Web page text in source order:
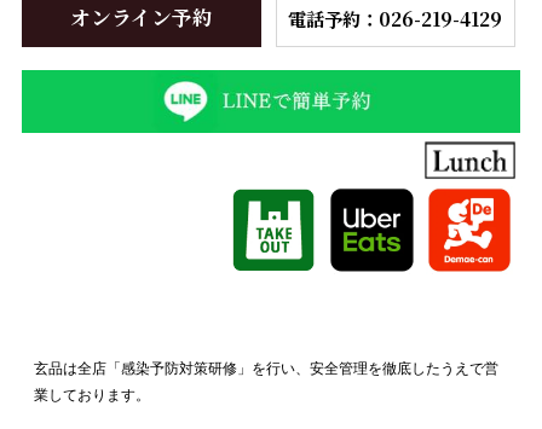
オンライン予約 電話予約：026-219-4129
玄品は全店「感染予防対策研修」を行い、安全管理を徹底したうえで営
業しております。